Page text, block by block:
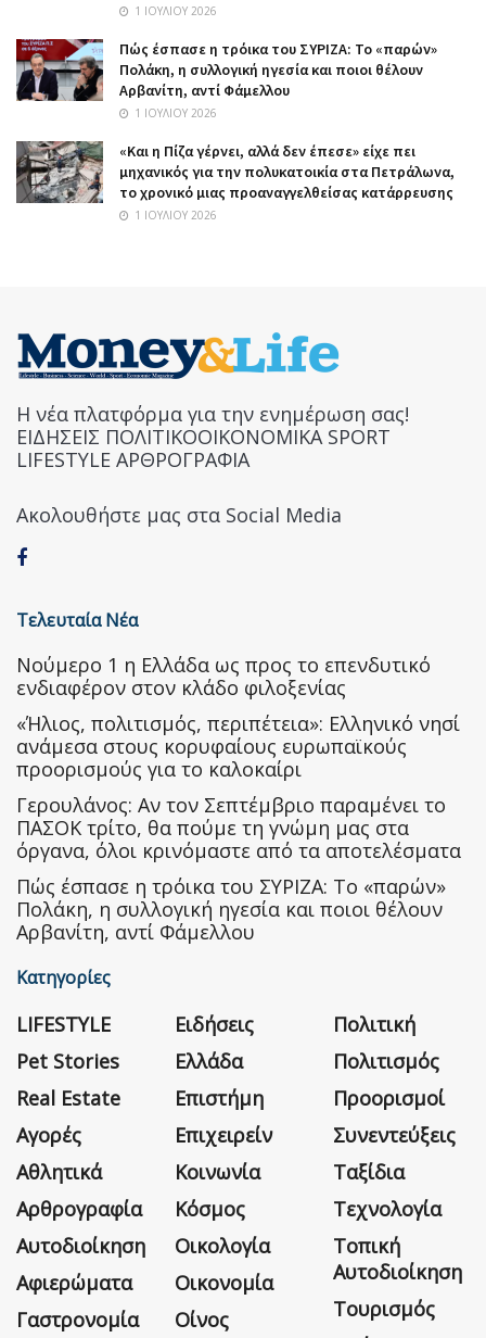
1 ΙΟΥΛΊΟΥ 2026
Πώς έσπασε η τρόικα του ΣΥΡΙΖΑ: Το «παρών»
Πολάκη, η συλλογική ηγεσία και ποιοι θέλουν
Αρβανίτη, αντί Φάμελλου
1 ΙΟΥΛΊΟΥ 2026
«Και η Πίζα γέρνει, αλλά δεν έπεσε» είχε πει
μηχανικός για την πολυκατοικία στα Πετράλωνα,
το χρονικό μιας προαναγγελθείσας κατάρρευσης
1 ΙΟΥΛΊΟΥ 2026
Η νέα πλατφόρμα για την ενημέρωση σας!
ΕΙΔΗΣΕΙΣ ΠΟΛΙΤΙΚΟΟΙΚΟΝΟΜΙΚΑ SPORT
LIFESTYLE ΑΡΘΡΟΓΡΑΦΙΑ
Ακολουθήστε μας στα Social Media
Τελευταία Νέα
Nούμερο 1 η Ελλάδα ως προς το επενδυτικό
ενδιαφέρον στον κλάδο φιλοξενίας
«Ήλιος, πολιτισμός, περιπέτεια»: Ελληνικό νησί
ανάμεσα στους κορυφαίους ευρωπαϊκούς
προορισμούς για το καλοκαίρι
Γερουλάνος: Αν τον Σεπτέμβριο παραμένει το
ΠΑΣΟΚ τρίτο, θα πούμε τη γνώμη μας στα
όργανα, όλοι κρινόμαστε από τα αποτελέσματα
Πώς έσπασε η τρόικα του ΣΥΡΙΖΑ: Το «παρών»
Πολάκη, η συλλογική ηγεσία και ποιοι θέλουν
Αρβανίτη, αντί Φάμελλου
Κατηγορίες
LIFESTYLE
Pet Stories
Real Estate
Αγορές
Αθλητικά
Αρθρογραφία
Αυτοδιοίκηση
Αφιερώματα
Γαστρονομία
Ειδήσεις
Ελλάδα
Επιστήμη
Επιχειρείν
Κοινωνία
Κόσμος
Οικολογία
Οικονομία
Οίνος
Πολιτική
Πολιτισμός
Προορισμοί
Συνεντεύξεις
Ταξίδια
Τεχνολογία
Τοπική
Αυτοδιοίκηση
Τουρισμός